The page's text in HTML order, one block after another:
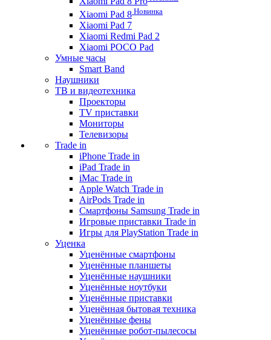
Xiaomi Pad 8 Новинка
Xiaomi Pad 7
Xiaomi Redmi Pad 2
Xiaomi POCO Pad
Умные часы
Smart Band
Наушники
ТВ и видеотехника
Проекторы
TV приставки
Мониторы
Телевизоры
Trade in
iPhone Trade in
iPad Trade in
iMac Trade in
Apple Watch Trade in
AirPods Trade in
Смартфоны Samsung Trade in
Игровые приставки Trade in
Игры для PlayStation Trade in
Уценка
Уценённые смартфоны
Уценённые планшеты
Уценённые наушники
Уценённые ноутбуки
Уценённые приставки
Уценённая бытовая техника
Уценённые фены
Уценённые робот-пылесосы